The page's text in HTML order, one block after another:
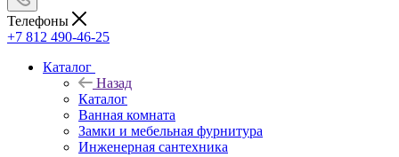
Телефоны
+7 812 490-46-25
Каталог
Назад
Каталог
Ванная комната
Замки и мебельная фурнитура
Инженерная сантехника